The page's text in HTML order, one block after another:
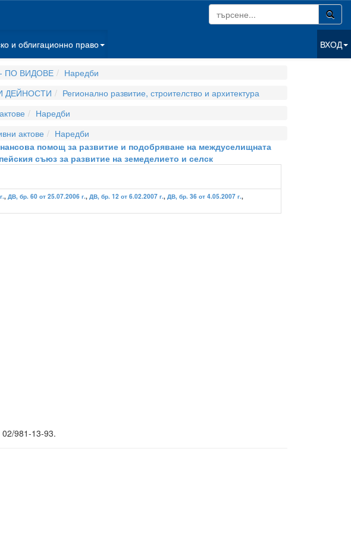
и облигационно право ВХОД
ПО ВИДОВЕ
Наредби
ДЕЙНОСТИ
Регионално развитие, строителство и архитектура
Наредби
актове
Наредби
помощ за развитие и подобряване на междуселищната
съюз за развитие на земеделието и селск
, ДВ, бр. 60 от 25.07.2006 г., ДВ, бр. 12 от 6.02.2007 г., ДВ, бр. 36 от 4.05.2007 г.,
981-13-93.